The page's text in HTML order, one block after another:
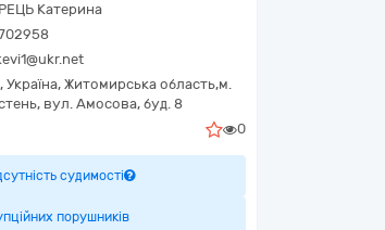
Катерина
Україна, Житомирська область,м.
вул. Амосова, буд. 8
0
судимості
порушників